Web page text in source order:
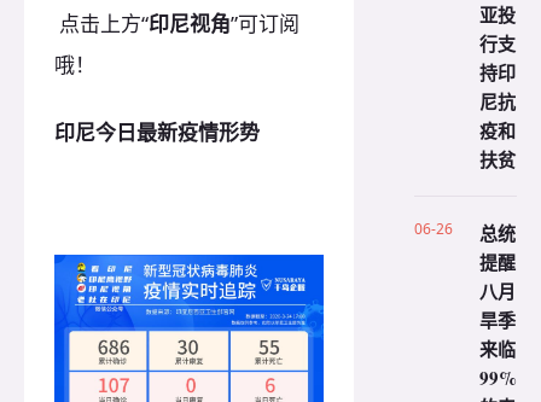
点击上方“印尼视角”可订阅
哦！
印尼今日最新疫情形势
亚投
行支
持印
尼抗
疫和
扶贫
06-26
总统
提醒
八月
旱季
来临
99%